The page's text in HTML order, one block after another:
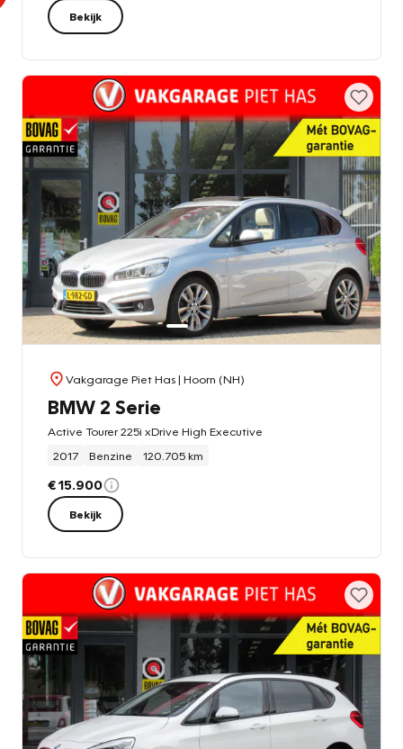
Bekijk
Vakgarage Piet Has| Hoorn (NH)
BMW 2 Serie
Active Tourer 225i xDrive High Executive
2017
Benzine 120.705 km
€ 15.900
Bekijk